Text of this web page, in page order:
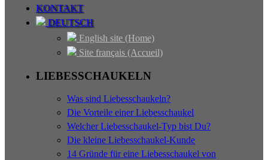
KONTAKT
DEUTSCH
English site (Home)
Site français (Accueil)
LIEBESSCHAUKELN
Was sind Liebesschaukeln?
Die Vorteile einer Liebesschaukel
Welcher Liebesschaukel-Typ bist Du?
Die kleine Liebesschaukel-Kunde
14 Gründe für eine Liebesschaukel von